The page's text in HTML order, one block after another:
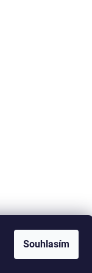
Souhlasím